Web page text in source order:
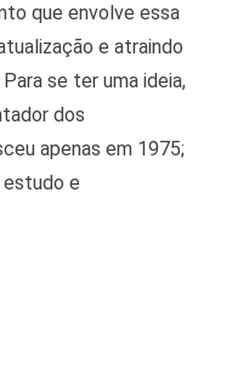
que envolve essa
e atraindo
se ter uma ideia,
dos
apenas em 1975;
estudo e